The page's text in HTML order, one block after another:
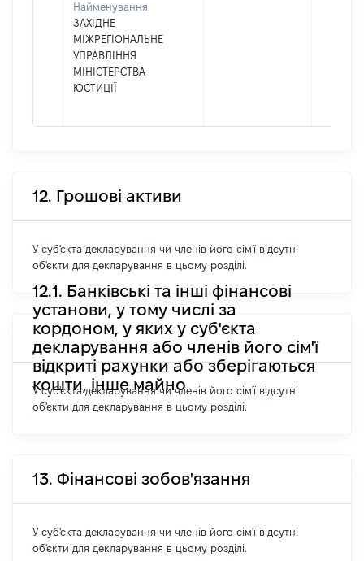
Найменування:
ЗАХІДНЕ
МІЖРЕГІОНАЛЬНЕ
УПРАВЛІННЯ
МІНІСТЕРСТВА
ЮСТИЦІЇ
12. Грошові активи
У суб'єкта декларування чи членів його сім'ї відсутні
об'єкти для декларування в цьому розділі.
12.1. Банківські та інші фінансові
установи, у тому числі за
кордоном, у яких у суб'єкта
декларування або членів його сім'ї
відкриті рахунки або зберігаються
кошти, інше майно
У суб'єкта декларування чи членів його сім'ї відсутні
об'єкти для декларування в цьому розділі.
13. Фінансові зобов'язання
У суб'єкта декларування чи членів його сім'ї відсутні
об'єкти для декларування в цьому розділі.